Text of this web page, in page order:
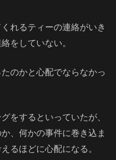
れるティーの連絡がいき
をしていない。
のかと心配でならなかっ
をするといっていたが、
、何かの事件に巻き込ま
るほどに心配になる。